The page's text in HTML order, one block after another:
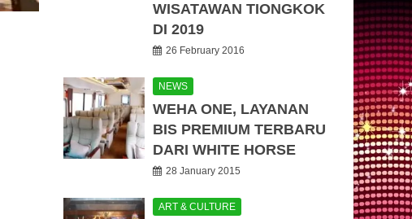
WISATAWAN TIONGKOK
DI 2019
26 February 2016
NEWS
WEHA ONE, LAYANAN
BIS PREMIUM TERBARU
DARI WHITE HORSE
28 January 2015
ART & CULTURE